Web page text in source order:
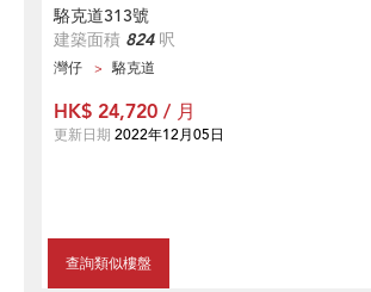
駱克道313號
建築面積 824呎
灣仔 駱克道
查詢類似樓盤
HK$ 24,720 / 月
更新日期 2022年12月05日